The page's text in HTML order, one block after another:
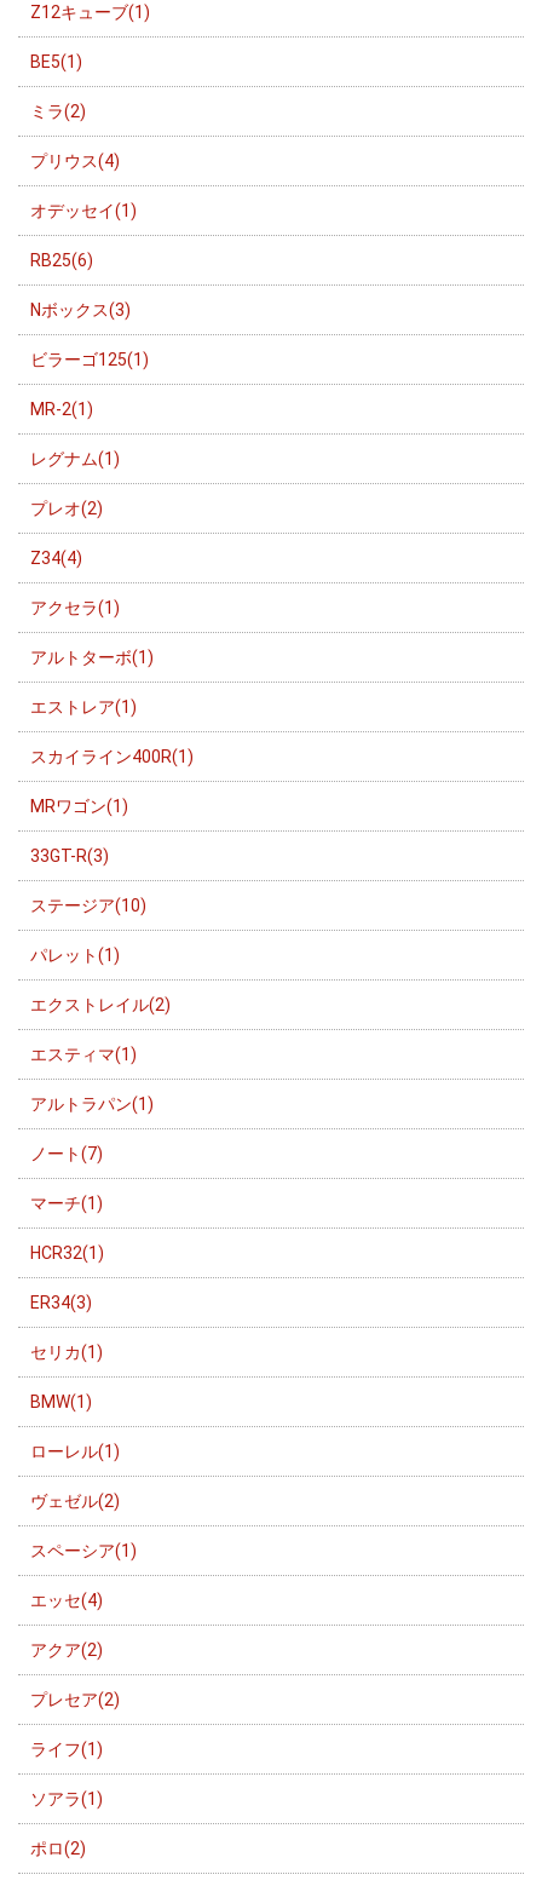
Z12キューブ(1)
BE5(1)
ミラ(2)
プリウス(4)
オデッセイ(1)
RB25(6)
Nボックス(3)
ビラーゴ125(1)
MR-2(1)
レグナム(1)
プレオ(2)
Z34(4)
アクセラ(1)
アルトターボ(1)
エストレア(1)
スカイライン400R(1)
MRワゴン(1)
33GT-R(3)
ステージア(10)
パレット(1)
エクストレイル(2)
エスティマ(1)
アルトラパン(1)
ノート(7)
マーチ(1)
HCR32(1)
ER34(3)
セリカ(1)
BMW(1)
ローレル(1)
ヴェゼル(2)
スペーシア(1)
エッセ(4)
アクア(2)
プレセア(2)
ライフ(1)
ソアラ(1)
ポロ(2)